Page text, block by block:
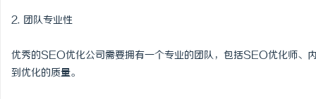
2. 团队专业性
优秀的SEO优化公司需要拥有一个专业的团队，包括SEO优化师、
到优化的质量。